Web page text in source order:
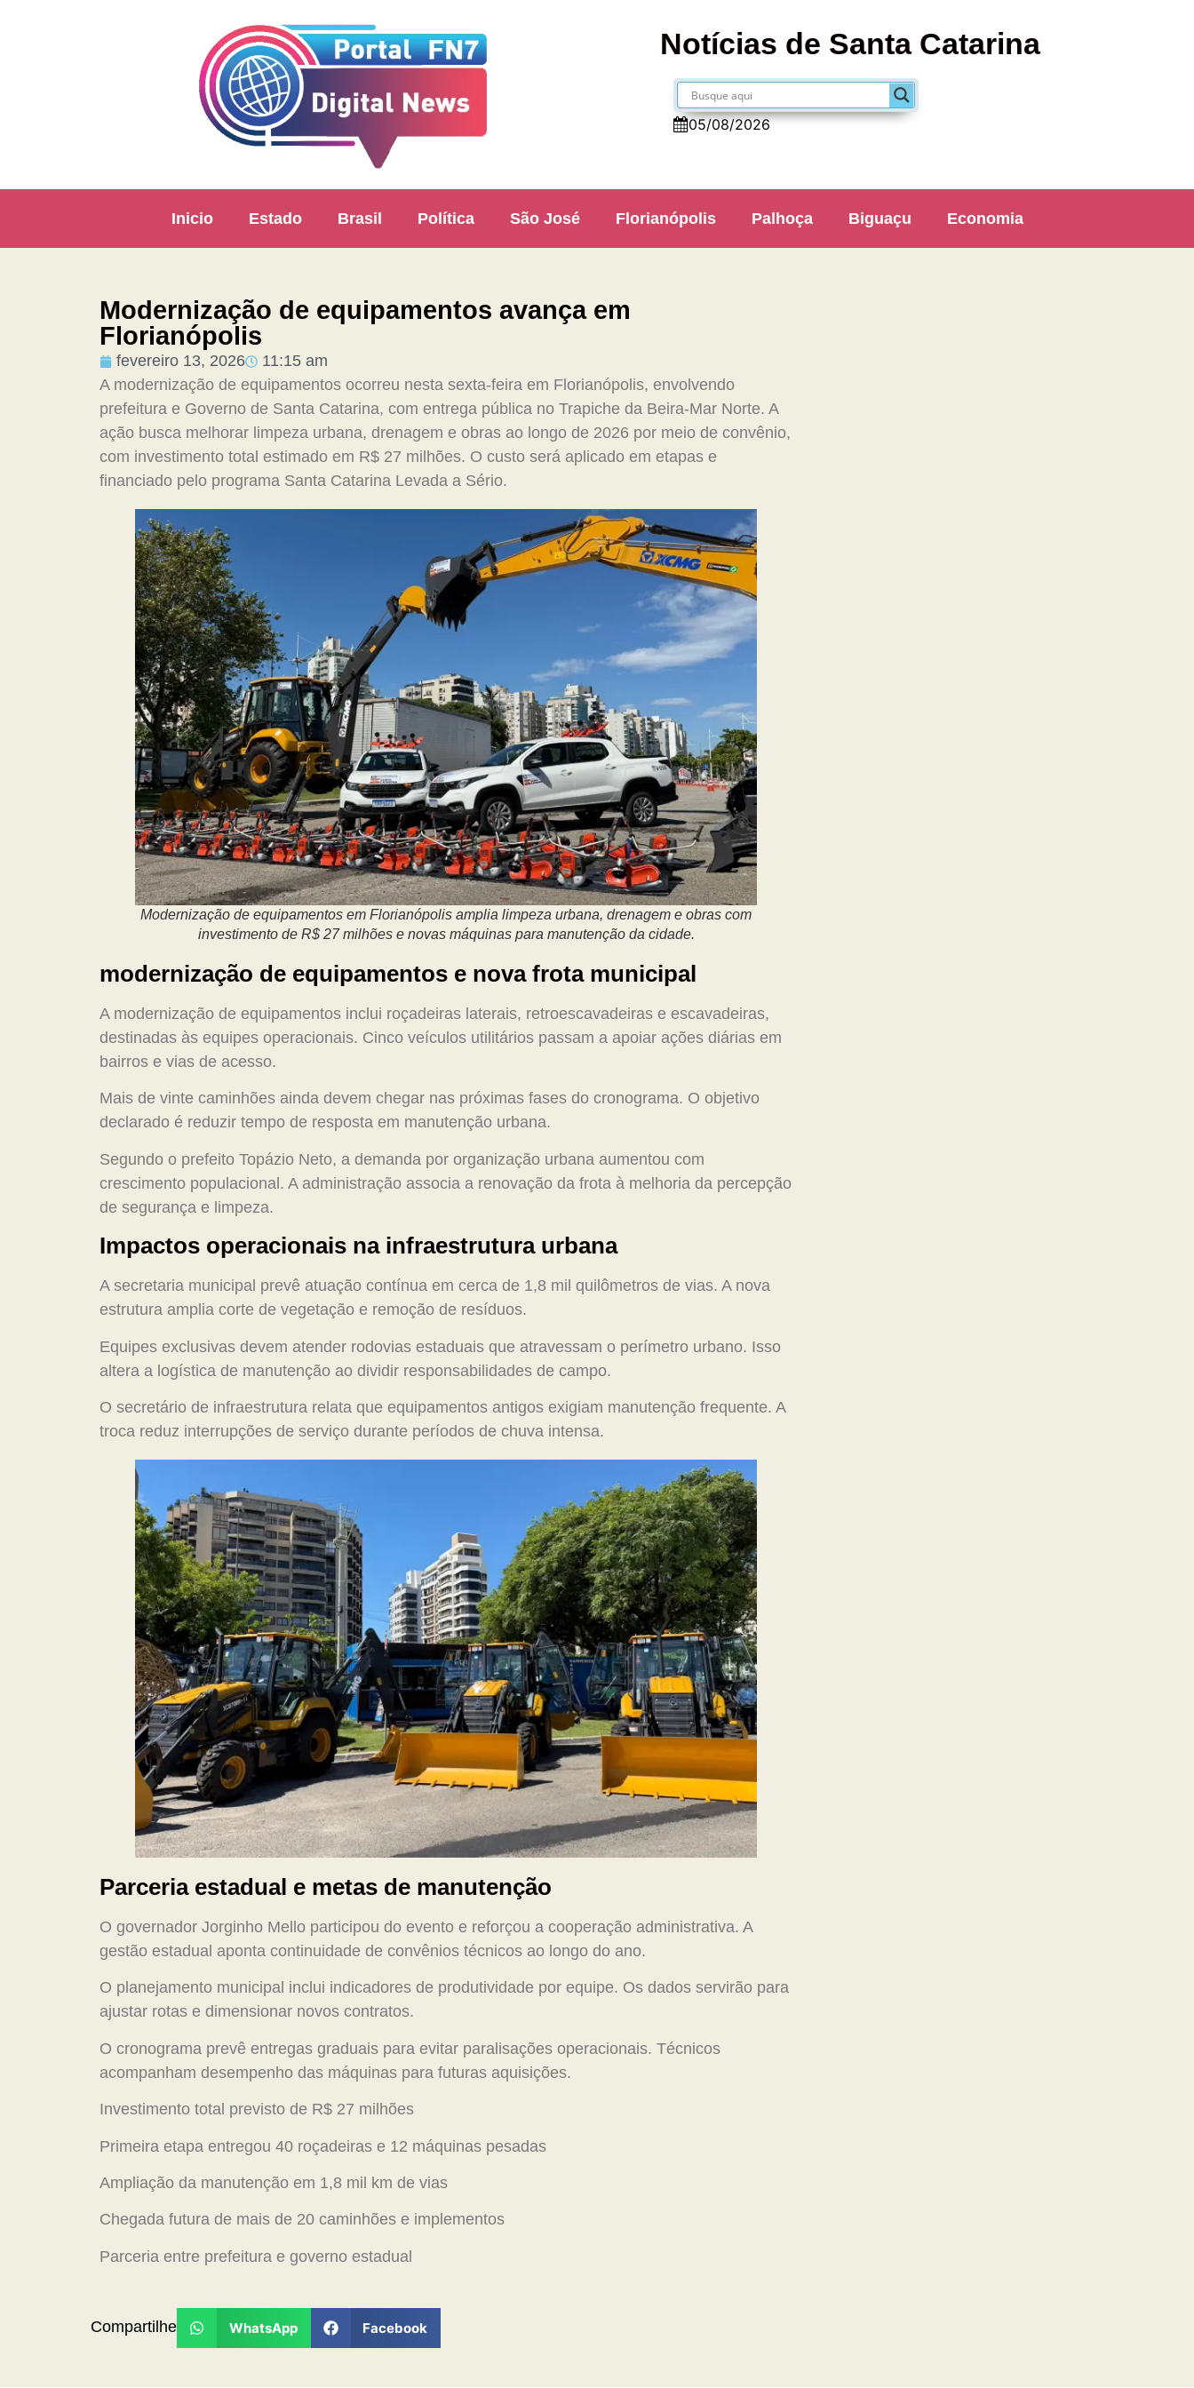
Notícias de Santa Catarina
05/08/2026
Inicio Estado Brasil Política São José Florianópolis Palhoça Biguaçu Economia
Modernização de equipamentos avança em
Florianópolis
fevereiro 13, 2026
11:15 am
A modernização de equipamentos ocorreu nesta sexta-feira em Florianópolis, envolvendo
prefeitura e Governo de Santa Catarina, com entrega pública no Trapiche da Beira-Mar Norte. A
ação busca melhorar limpeza urbana, drenagem e obras ao longo de 2026 por meio de convênio,
com investimento total estimado em R$ 27 milhões. O custo será aplicado em etapas e
financiado pelo programa Santa Catarina Levada a Sério.
Modernização de equipamentos em Florianópolis amplia limpeza urbana, drenagem e obras com
investimento de R$ 27 milhões e novas máquinas para manutenção da cidade.
modernização de equipamentos e nova frota municipal
A modernização de equipamentos inclui roçadeiras laterais, retroescavadeiras e escavadeiras,
destinadas às equipes operacionais. Cinco veículos utilitários passam a apoiar ações diárias em
bairros e vias de acesso.
Mais de vinte caminhões ainda devem chegar nas próximas fases do cronograma. O objetivo
declarado é reduzir tempo de resposta em manutenção urbana.
Segundo o prefeito Topázio Neto, a demanda por organização urbana aumentou com
crescimento populacional. A administração associa a renovação da frota à melhoria da percepção
de segurança e limpeza.
Impactos operacionais na infraestrutura urbana
A secretaria municipal prevê atuação contínua em cerca de 1,8 mil quilômetros de vias. A nova
estrutura amplia corte de vegetação e remoção de resíduos.
Equipes exclusivas devem atender rodovias estaduais que atravessam o perímetro urbano. Isso
altera a logística de manutenção ao dividir responsabilidades de campo.
O secretário de infraestrutura relata que equipamentos antigos exigiam manutenção frequente. A
troca reduz interrupções de serviço durante períodos de chuva intensa.
Parceria estadual e metas de manutenção
O governador Jorginho Mello participou do evento e reforçou a cooperação administrativa. A
gestão estadual aponta continuidade de convênios técnicos ao longo do ano.
O planejamento municipal inclui indicadores de produtividade por equipe. Os dados servirão para
ajustar rotas e dimensionar novos contratos.
O cronograma prevê entregas graduais para evitar paralisações operacionais. Técnicos
acompanham desempenho das máquinas para futuras aquisições.
Investimento total previsto de R$ 27 milhões
Primeira etapa entregou 40 roçadeiras e 12 máquinas pesadas
Ampliação da manutenção em 1,8 mil km de vias
Chegada futura de mais de 20 caminhões e implementos
Parceria entre prefeitura e governo estadual
Compartilhe WhatsApp Facebook